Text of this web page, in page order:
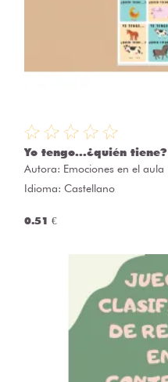
Yo tengo...¿quién tiene?
Autora: Emociones en el aula
Idioma: Castellano
0.51 €